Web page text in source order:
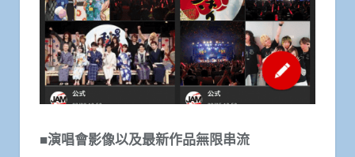
■演唱會影像以及最新作品無限串流